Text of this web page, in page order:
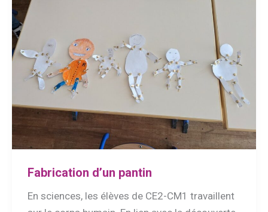
Fabrication d’un pantin
En sciences, les élèves de CE2-CM1 travaillent